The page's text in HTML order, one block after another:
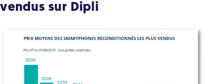
vendus sur Dipli